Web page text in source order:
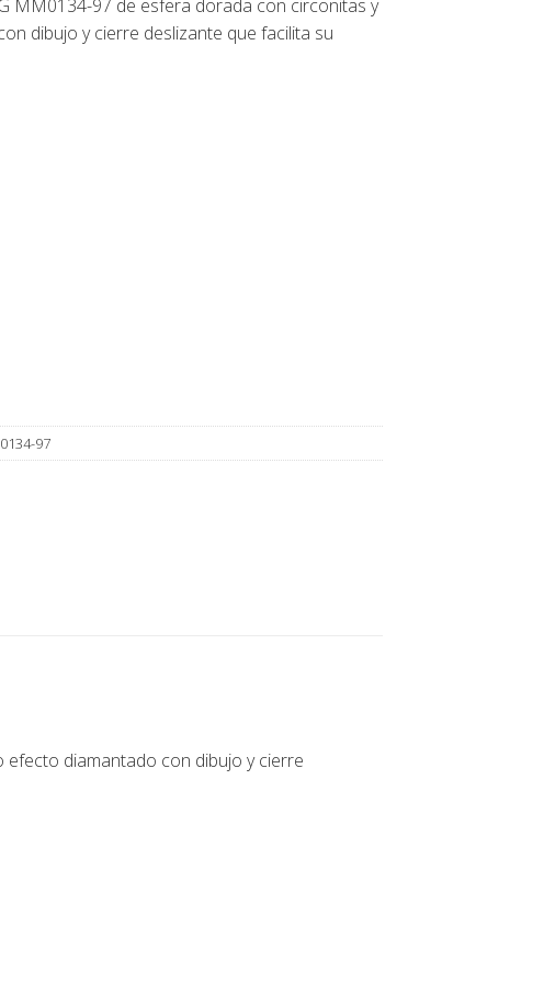
MM0134-97 de esfera dorada con circonitas y
dibujo y cierre deslizante que facilita su
97
diamantado con dibujo y cierre